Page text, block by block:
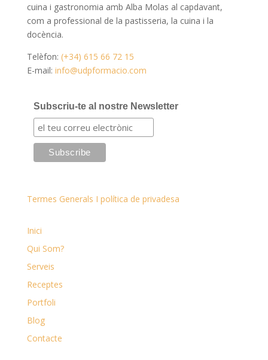
cuina i gastronomia amb Alba Molas al capdavant,
com a professional de la pastisseria, la cuina i la
docència.
Telèfon: (+34) 615 66 72 15
E-mail: info@udpformacio.com
Subscriu-te al nostre Newsletter
Termes Generals I política de privadesa
Inici
Qui Som?
Serveis
Receptes
Portfoli
Blog
Contacte